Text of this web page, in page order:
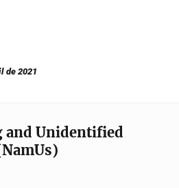
de 2021
and Unidentified